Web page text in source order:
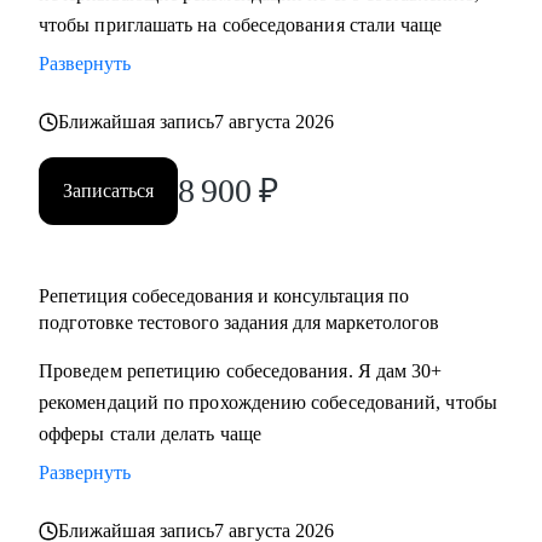
достижения намеченных целей
• Оценить навыки в маркетинге и дам рекомендации, что и
• Отвечу на любые вопросы, связанные с карьерой
маркетолога и поиском работы
Кому могу помочь:
• Начинающий в профессии
• Планируешь сменить роль или профиль
• Стремишься стать руководителем
• Хочешь быть полностью уверен в своём резюме и
коммуникациях
чтобы приглашать на собеседования стали чаще
Развернуть
Ближайшая запись7 августа 2026
Записаться 8 900 ₽
Репетиция собеседования и консультация по
подготовке тестового задания для маркетологов
Проведем репетицию собеседования. Я дам 30+
рекомендаций по прохождению собеседований, чтобы
офферы стали делать чаще
Развернуть
Ближайшая запись7 августа 2026